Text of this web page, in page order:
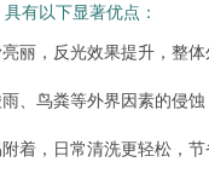
有以下显著优点：
丽，反光效果提升，整体
、鸟粪等外界因素的侵蚀
着，日常清洗更轻松，节